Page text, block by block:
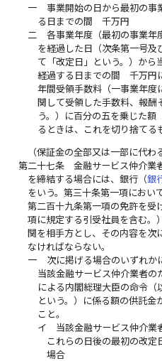
一
事業開始の日から最初の事
る日までの間 千万円
二
各事業年度（最初の事業年
を経過した日（次条第一号及
て「改定日」という。）から
経過する日までの間 千万円
年間受領手数料（一事業年度
関して受領した手数料、報酬
う。）に百分の五を乗じた額
るときは、これを切り捨てる
（保証金の全部又は一部に代わ
第二十七条
金融サービス仲介業
を締結する場合には、銀行（銀
をいう。第三十条第一項におい
第二百十九条第一項の免許を受
項に規定する引受社員を含む。
関を相手方とし、その内容を次
なければならない。
一
次に掲げる場合のいずれか
当該金融サービス仲介業者の
による内閣総理大臣の命令（
という。）に係る額の供託金
こと。
イ
当該金融サービス仲介業
これらの日後の最初の改定
場合